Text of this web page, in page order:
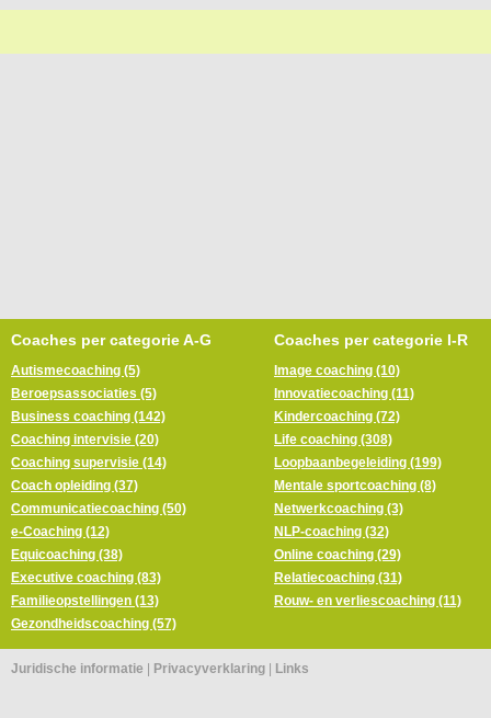
Coaches per categorie A-G
Autismecoaching (5)
Beroepsassociaties (5)
Business coaching (142)
Coaching intervisie (20)
Coaching supervisie (14)
Coach opleiding (37)
Communicatiecoaching (50)
e-Coaching (12)
Equicoaching (38)
Executive coaching (83)
Familieopstellingen (13)
Gezondheidscoaching (57)
Coaches per categorie I-R
Image coaching (10)
Innovatiecoaching (11)
Kindercoaching (72)
Life coaching (308)
Loopbaanbegeleiding (199)
Mentale sportcoaching (8)
Netwerkcoaching (3)
NLP-coaching (32)
Online coaching (29)
Relatiecoaching (31)
Rouw- en verliescoaching (11)
Juridische informatie Privacyverklaring Links